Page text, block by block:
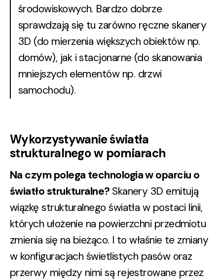
środowiskowych. Bardzo dobrze
sprawdzają się tu zarówno ręczne skanery
3D (do mierzenia większych obiektów np.
domów), jak i stacjonarne (do skanowania
mniejszych elementów np. drzwi
samochodu).
Wykorzystywanie światła
strukturalnego w pomiarach
Na czym polega technologia w oparciu o
światło strukturalne? Skanery 3D emitują
wiązkę strukturalnego światła w postaci linii,
których ułożenie na powierzchni przedmiotu
zmienia się na bieżąco. I to właśnie te zmiany
w konfiguracjach świetlistych pasów oraz
przerwy między nimi są rejestrowane przez